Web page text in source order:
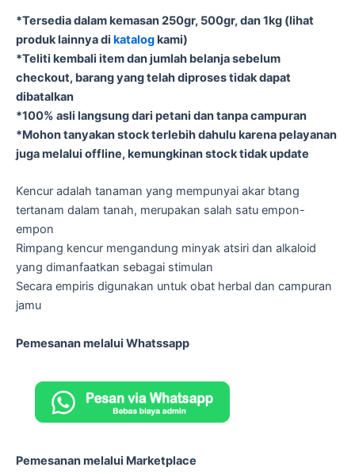
*Tersedia dalam kemasan 250gr, 500gr, dan 1kg (lihat
produk lainnya di katalogkami)
*Teliti kembali item dan jumlah belanja sebelum
checkout, barang yang telah diproses tidak dapat
dibatalkan
*100% asli langsung dari petani dan tanpa campuran
*Mohon tanyakan stock terlebih dahulu karena pelayanan
juga melalui offline, kemungkinan stock tidak update
Kencur adalah tanaman yang mempunyai akar btang
tertanam dalam tanah, merupakan salah satu empon-
empon
Rimpang kencur mengandung minyak atsiri dan alkaloid
yang dimanfaatkan sebagai stimulan
Secara empiris digunakan untuk obat herbal dan campuran
jamu
Pemesanan melalui Whatssapp
Pemesanan melalui Marketplace